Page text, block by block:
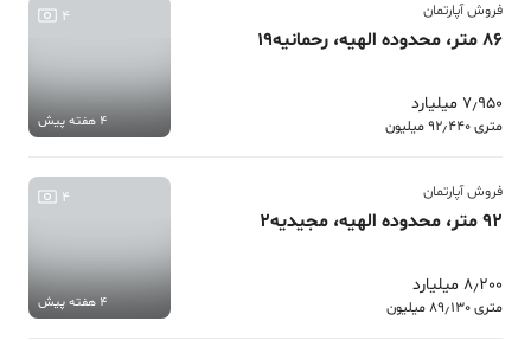
فروش آپارتمان
86 متر، محدوده الهیه، رحمانیه19
7٫950 میلیارد
متری 92٫440 میلیون
4
4 هفته پیش
فروش آپارتمان
92 متر، محدوده الهیه، مجیدیه2
8٫200 میلیارد
متری 89٫130 میلیون
4
4 هفته پیش